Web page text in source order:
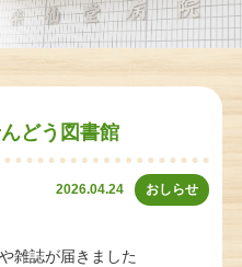
どう図書館
2026.04.24 おしらせ
雑誌が届きました